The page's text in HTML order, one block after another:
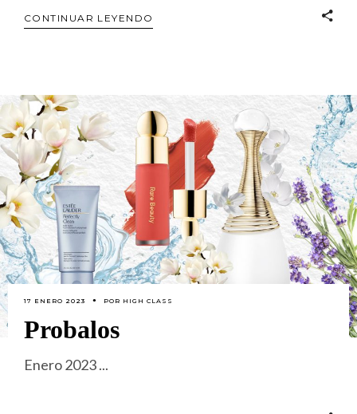
CONTINUAR LEYENDO
17 ENERO 2023 POR HIGH CLASS
Probalos
Enero 2023